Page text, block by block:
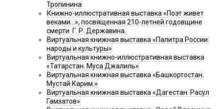
Тропинина
Книжно-иллюстративная выставка «Поэт живет
веками…», посвященная 210-летней годовщине
смерти Г. Р. Державина.
Виртуальная книжная выставка «Палитра России:
народы и культуры»
Виртуальная книжно-иллюстративная выставка
«Татарстан. Муса Джалиль»
Виртуальная книжная выставка «Башкортостан.
Мустай Карим.»
Виртуальная книжная выставка «Дагестан. Расул
Гамзатов»